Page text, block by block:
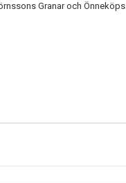
Granar och Önneköps